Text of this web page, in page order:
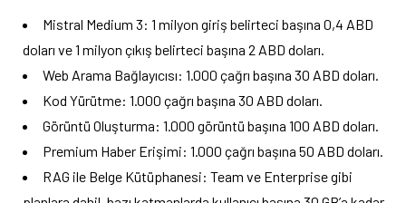
Mistral Medium 3: 1 milyon giriş belirteci başına 0,4 ABD
doları ve 1 milyon çıkış belirteci başına 2 ABD doları.
Web Arama Bağlayıcısı: 1.000 çağrı başına 30 ABD doları.
Kod Yürütme: 1.000 çağrı başına 30 ABD doları.
Görüntü Oluşturma: 1.000 görüntü başına 100 ABD doları.
Premium Haber Erişimi: 1.000 çağrı başına 50 ABD doları.
RAG ile Belge Kütüphanesi: Team ve Enterprise gibi